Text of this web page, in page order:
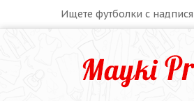
Ищете футболки с